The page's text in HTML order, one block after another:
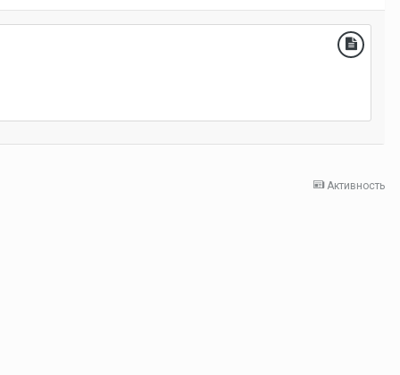
Активность